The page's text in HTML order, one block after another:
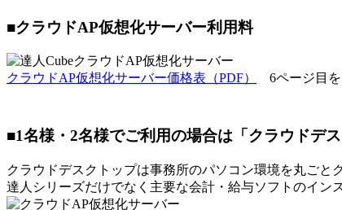
■クラウドAP仮想化サーバー利用料
クラウドAP仮想化サーバー価格表（PDF） 6ページ目を
■1名様・2名様でご利用の場合は「クラウドデ
クラウドデスクトップは事務所のパソコン環境を丸ごと
達人シリーズだけでなく主要な会計・給与ソフトのイン